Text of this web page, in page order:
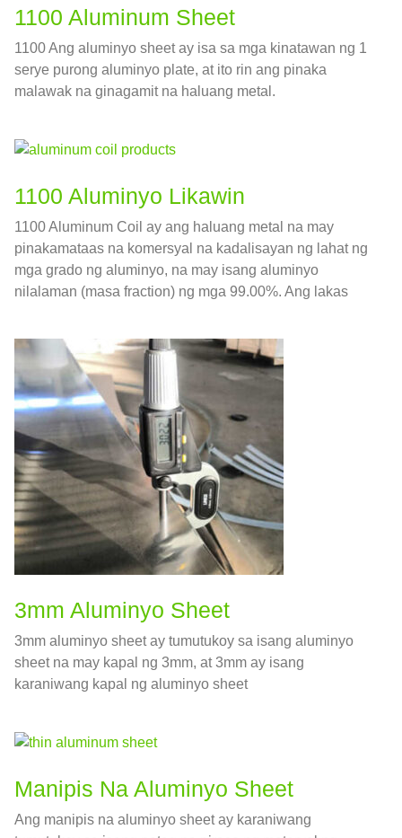
1100 Aluminum Sheet
1100 Ang aluminyo sheet ay isa sa mga kinatawan ng 1
serye purong aluminyo plate, at ito rin ang pinaka
malawak na ginagamit na haluang metal.
1100 Aluminyo Likawin
1100 Aluminum Coil ay ang haluang metal na may
pinakamataas na komersyal na kadalisayan ng lahat ng
mga grado ng aluminyo, na may isang aluminyo
nilalaman (masa fraction) ng mga 99.00%. Ang lakas
kaagnasan.
3mm Aluminyo Sheet
3mm aluminyo sheet ay tumutukoy sa isang aluminyo
sheet na may kapal ng 3mm, at 3mm ay isang
karaniwang kapal ng aluminyo sheet
Manipis Na Aluminyo Sheet
Ang manipis na aluminyo sheet ay karaniwang